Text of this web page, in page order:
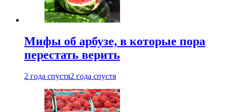
Мифы об арбузе, в которые пора
перестать верить
2 года спустя2 года спустя